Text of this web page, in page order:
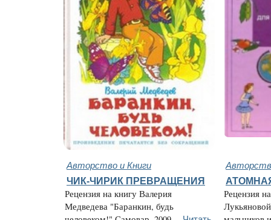
Авторство и Книги
ЧИК-ЧИРИК ПРЕВРАЩЕНИЯ
Рецензия на книгу Валерия
Медведева "Баранкин, будь
Рецензия